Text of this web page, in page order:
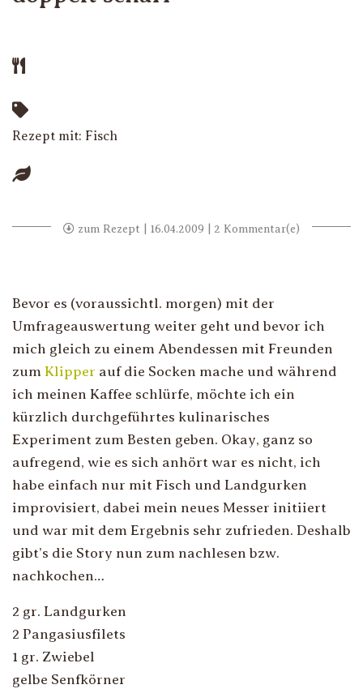
Rezept mit: Fisch
zum Rezept | 16.04.2009 | 2 Kommentar(e)
Bevor es (voraussichtl. morgen) mit der
Umfrageauswertung weiter geht und bevor ich
mich gleich zu einem Abendessen mit Freunden
zum Klipper auf die Socken mache und während
ich meinen Kaffee schlürfe, möchte ich ein
kürzlich durchgeführtes kulinarisches
Experiment zum Besten geben. Okay, ganz so
aufregend, wie es sich anhört war es nicht, ich
habe einfach nur mit Fisch und Landgurken
improvisiert, dabei mein neues Messer initiiert
und war mit dem Ergebnis sehr zufrieden. Deshalb
gibt’s die Story nun zum nachlesen bzw.
nachkochen…
2 gr. Landgurken
2 Pangasiusfilets
1 gr. Zwiebel
gelbe Senfkörner